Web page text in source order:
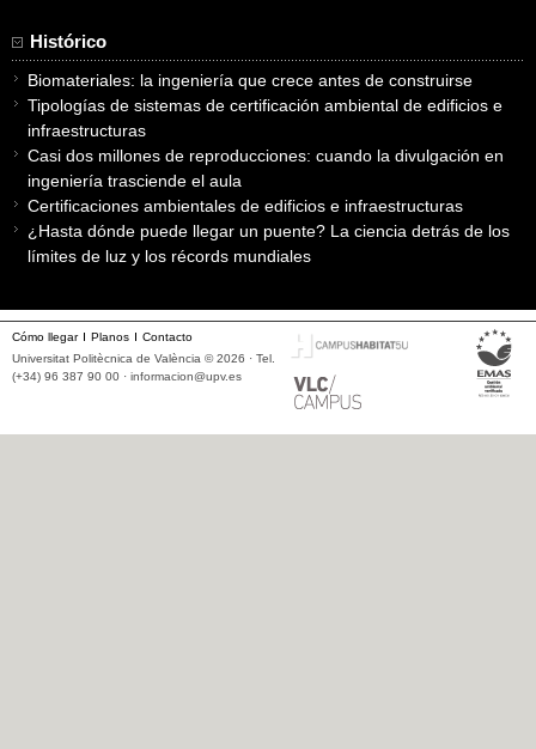
Histórico
Biomateriales: la ingeniería que crece antes de construirse
Tipologías de sistemas de certificación ambiental de edificios e
infraestructuras
Casi dos millones de reproducciones: cuando la divulgación en
ingeniería trasciende el aula
Certificaciones ambientales de edificios e infraestructuras
¿Hasta dónde puede llegar un puente? La ciencia detrás de los
límites de luz y los récords mundiales
Cómo llegar Planos
Contacto
Universitat Politècnica de València © 2026 · Tel.
(+34) 96 387 90 00 · informacion@upv.es